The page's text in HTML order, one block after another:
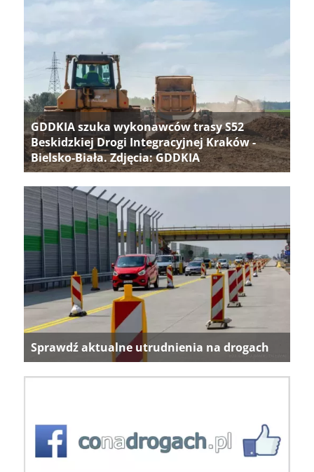
GDDKIA szuka wykonawców trasy S52
Beskidzkiej Drogi Integracyjnej Kraków -
Bielsko-Biała. Zdjęcia: GDDKIA
Sprawdź aktualne utrudnienia na drogach